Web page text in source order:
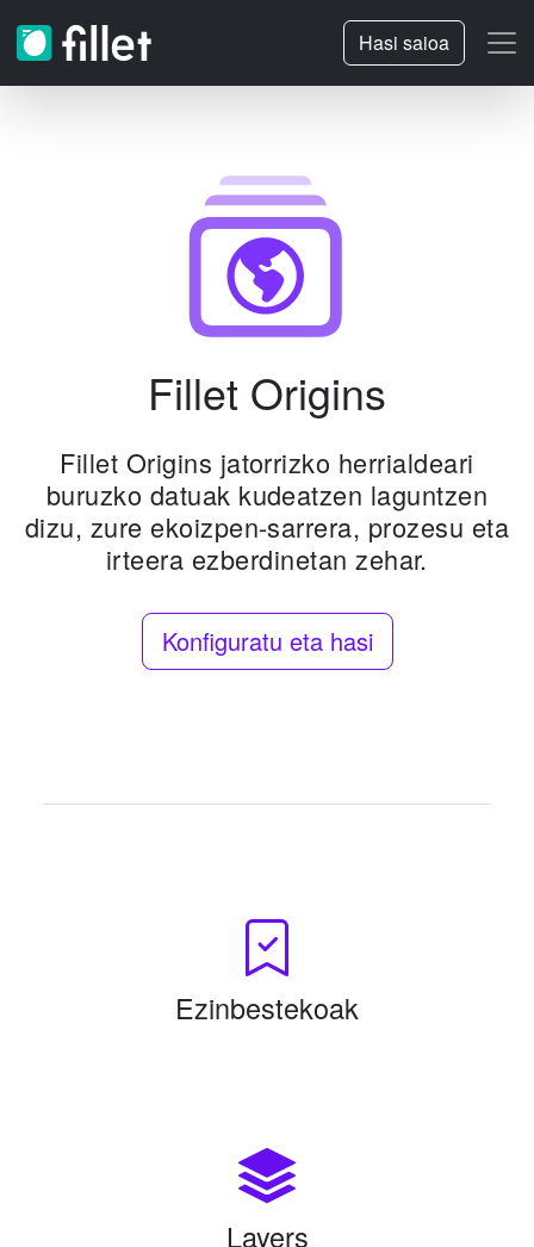
Hasi saioa
Fillet Origins
Fillet Origins jatorrizko herrialdeari
buruzko datuak kudeatzen laguntzen
dizu, zure ekoizpen-sarrera, prozesu eta
irteera ezberdinetan zehar.
Konfiguratu eta hasi
Ezinbestekoak
Layers